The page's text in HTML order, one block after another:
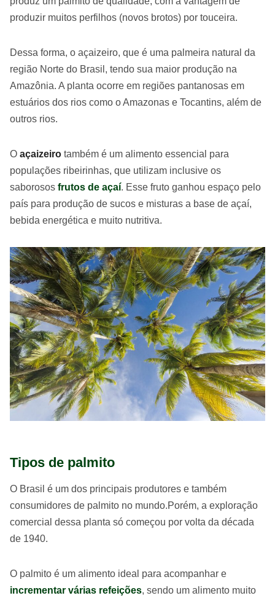
produzir muitos perfilhos (novos brotos) por touceira.
Dessa forma, o açaizeiro, que é uma palmeira natural da
região Norte do Brasil, tendo sua maior produção na
Amazônia. A planta ocorre em regiões pantanosas em
estuários dos rios como o Amazonas e Tocantins, além de
outros rios.
O açaizeiro também é um alimento essencial para
populações ribeirinhas, que utilizam inclusive os
saborosos frutos de açaí. Esse fruto ganhou espaço pelo
país para produção de sucos e misturas a base de açaí,
bebida energética e muito nutritiva.
Tipos de palmito
O Brasil é um dos principais produtores e também
consumidores de palmito no mundo.Porém, a exploração
comercial dessa planta só começou por volta da década
de 1940.
O palmito é um alimento ideal para acompanhar e
incrementar várias refeições, sendo um alimento muito